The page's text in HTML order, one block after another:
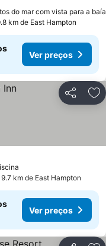
do mar com vista para a baía
km de East Hampton
Ver preços
Partilhar
km de East Hampton
Ver preços